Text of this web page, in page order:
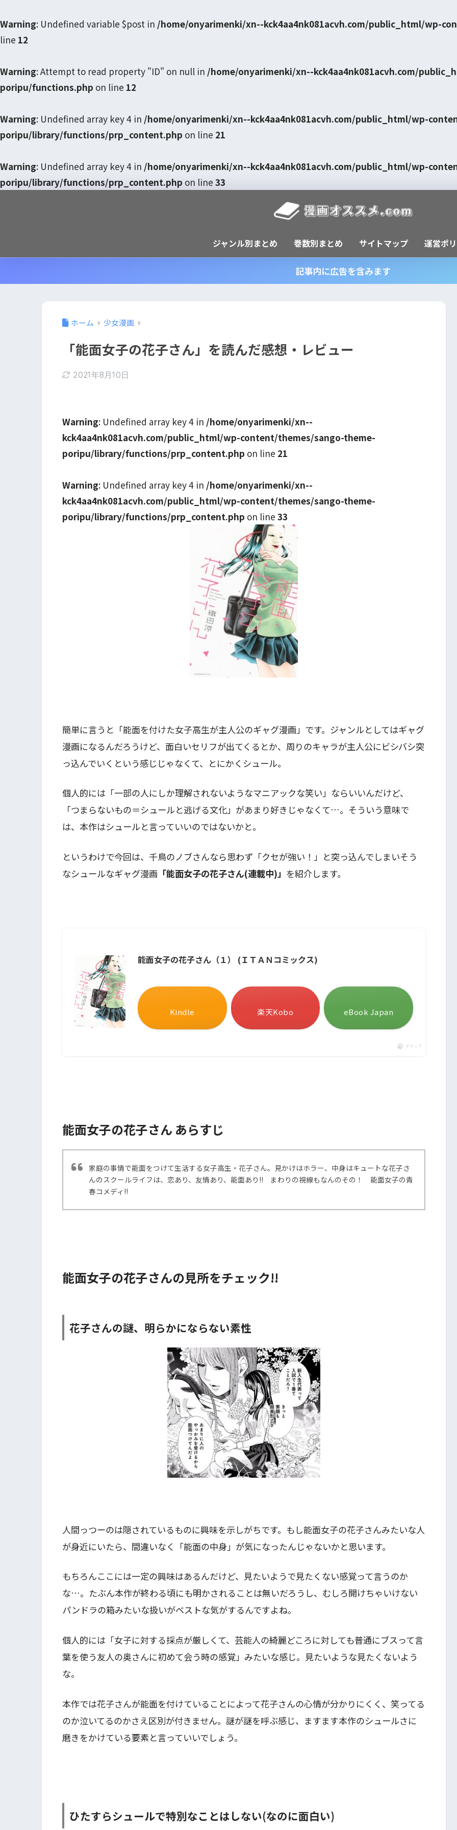
Warning: Undefined variable $post in /home/onyarimenki/xn--kck4aa4nk081acvh.com/public_html/wp-
line 12
Warning: Attempt to read property "ID" on null in /home/onyarimenki/xn--kck4aa4nk081acvh.com/
poripu/functions.php on line 12
Warning: Undefined array key 4 in /home/onyarimenki/xn--kck4aa4nk081acvh.com/public_html/wp-
poripu/library/functions/prp_content.php on line 21
Warning: Undefined array key 4 in /home/onyarimenki/xn--kck4aa4nk081acvh.com/public_html/wp-
poripu/library/functions/prp_content.php on line 33
ジャンル別まとめ 巻数別まとめ サイトマップ 運営ポ
記事内に広告を含みます
ホーム 少女漫画
「能面女子の花子さん」を読んだ感想・レビュー
2021年8月10日
Warning: Undefined array key 4 in /home/onyarimenki/xn--
kck4aa4nk081acvh.com/public_html/wp-content/themes/sango-theme-
poripu/library/functions/prp_content.php on line 21
Warning: Undefined array key 4 in /home/onyarimenki/xn--
kck4aa4nk081acvh.com/public_html/wp-content/themes/sango-theme-
poripu/library/functions/prp_content.php on line 33
簡単に言うと「能面を付けた女子高生が主人公のギャグ漫画」です。ジャンルとしてはギャグ
漫画になるんだろうけど、面白いセリフが出てくるとか、周りのキャラが主人公にビシバシ突
っ込んでいくという感じじゃなくて、とにかくシュール。
個人的には「一部の人にしか理解されないようなマニアックな笑い」ならいいんだけど、
「つまらないもの＝シュールと逃げる文化」があまり好きじゃなくて…。そういう意味で
は、本作はシュールと言っていいのではないかと。
というわけで今回は、千鳥のノブさんなら思わず「クセが強い！」と突っ込んでしまいそう
なシュールなギャグ漫画 「能面女子の花子さん(連載中)」 を紹介します。
能面女子の花子さん（１） (ＩＴＡＮコミックス)
Kindle 楽天Kobo eBook Japan
ポチップ
能面女子の花子さん あらすじ
家庭の事情で能面をつけて生活する女子高生・花子さん。見かけはホラー、中身はキュートな花子さ
んのスクールライフは、恋あり、友情あり、能面あり!! まわりの視線もなんのその！ 能面女子の青
春コメディ!!
能面女子の花子さんの見所をチェック!!
花子さんの謎、明らかにならない素性
人間っつーのは隠されているものに興味を示しがちです。もし能面女子の花子さんみたいな人
が身近にいたら、間違いなく「能面の中身」が気になったんじゃないかと思います。
もちろんここには一定の興味はあるんだけど、見たいようで見たくない感覚って言うのか
な…。たぶん本作が終わる頃にも明かされることは無いだろうし、むしろ開けちゃいけない
パンドラの箱みたいな扱いがベストな気がするんですよね。
個人的には「女子に対する採点が厳しくて、芸能人の綺麗どころに対しても普通にブスって言
葉を使う友人の奥さんに初めて会う時の感覚」みたいな感じ。見たいような見たくないよう
な。
本作では花子さんが能面を付けていることによって花子さんの心情が分かりにくく、笑ってる
のか泣いてるのかさえ区別が付きません。謎が謎を呼ぶ感じ、ますます本作のシュールさに
磨きをかけている要素と言っていいでしょう。
ひたすらシュールで特別なことはしない(なのに面白い)